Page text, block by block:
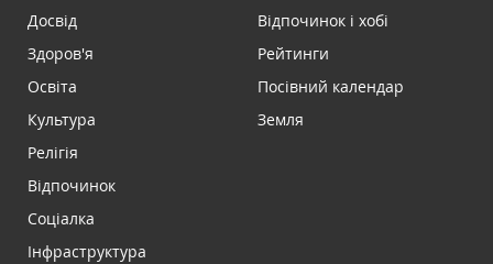
Досвід
Здоров'я
Освіта
Культура
Релігія
Відпочинок
Соціалка
Інфраструктура
Відпочинок і хобі
Рейтинги
Посівний календар
Земля